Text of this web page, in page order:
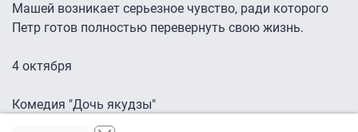
Машей возникает серьезное чувство, ради которого
Петр готов полностью перевернуть свою жизнь.
4 октября
Комедия "Дочь якудзы"